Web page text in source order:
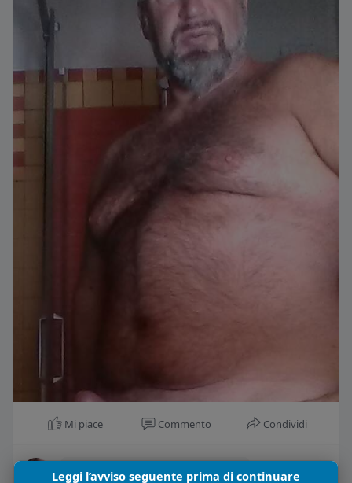
Mi piace Commento Condividi
Alessandro pilan10 anni fa
Leggi l’avviso seguente prima di continuare